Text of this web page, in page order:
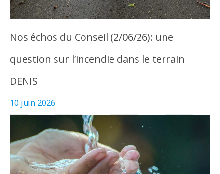
Nos échos du Conseil (2/06/26): une
question sur l’incendie dans le terrain
DENIS
10 juin 2026